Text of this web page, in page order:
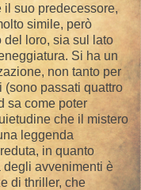
suo predecessore,
simile, però
del loro, sia sul lato
Si ha un
non tanto per
(sono passati quattro
sa come poter
che il mistero
leggenda
in quanto
degli avvenimenti è
di thriller, che